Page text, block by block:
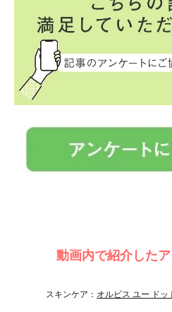
動画内で紹介した
スキンケア： オルビス ユー ドッ